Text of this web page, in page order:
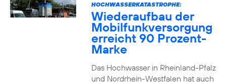
HOCHWASSERKATASTROPHE:
Wiederaufbau der
Mobilfunkversorgung
erreicht 90 Prozent-
Marke
Das Hochwasser in Rheinland-Pfalz
und Nordrhein-Westfalen hat auch